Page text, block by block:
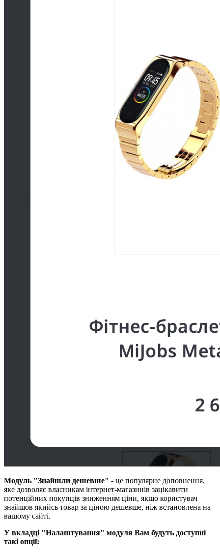
Модуль "Знайшли дешевше" - це популярне доповнення,
яке дозволяє власникам інтернет-магазинів зацікавити
потенційних покупців зниженням ціни, якщо користувач
знайшов якийсь товар за ціною дешевше, ніж встановлена на
вашому сайті.
У вкладці "Налаштування" модуля Вам будуть доступні
такі опції:​